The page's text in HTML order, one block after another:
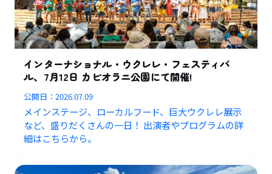
インターナショナル・ウクレレ・フェスティバ
ル、7月12日 カピオラニ公園にて開催!
公開日：2026.07.09
メインステージ、ローカルフード、巨大ウクレレ展示
など、盛りだくさんの一日！ 出演者やプログラムの詳
細はこちらから。